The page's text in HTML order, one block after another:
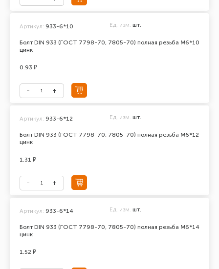
Болт DIN 933 (ГОСТ 7798-70, 7805-70) полная резьба М6*10
цинк
Артикул: 933-6*10 Ед. изм. шт.
0.93 ₽
Болт DIN 933 (ГОСТ 7798-70, 7805-70) полная резьба М6*12
цинк
Артикул: 933-6*12 Ед. изм. шт.
1.31 ₽
Болт DIN 933 (ГОСТ 7798-70, 7805-70) полная резьба М6*14
цинк
Артикул: 933-6*14 Ед. изм. шт.
1.52 ₽